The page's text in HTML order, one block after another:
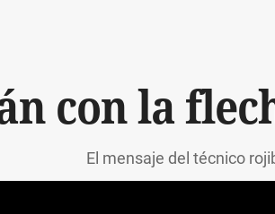
con la
El mensaje del técnico